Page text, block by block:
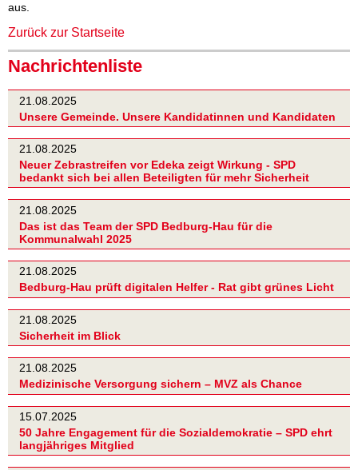
aus.
Zurück zur Startseite
Nachrichtenliste
21.08.2025
Unsere Gemeinde. Unsere Kandidatinnen und Kandidaten
21.08.2025
Neuer Zebrastreifen vor Edeka zeigt Wirkung - SPD
bedankt sich bei allen Beteiligten für mehr Sicherheit
21.08.2025
Das ist das Team der SPD Bedburg-Hau für die
Kommunalwahl 2025
21.08.2025
Bedburg-Hau prüft digitalen Helfer - Rat gibt grünes Licht
21.08.2025
Sicherheit im Blick
21.08.2025
Medizinische Versorgung sichern – MVZ als Chance
15.07.2025
50 Jahre Engagement für die Sozialdemokratie – SPD ehrt
langjähriges Mitglied